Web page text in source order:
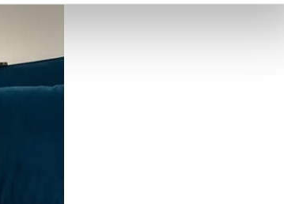
üçüncü kişilere ait çerezler kullanılmaktadır. Bu
bilgi toplumu hizmetlerinin sunulması
ve kişiselleştirilmesi ve sizlere yönelik
dahilinde kullanılacaktır.
Çerezlere ilişkin detaylı bilgi için Ayarlar
Metnimizi okumak ve sitemizde ilgili